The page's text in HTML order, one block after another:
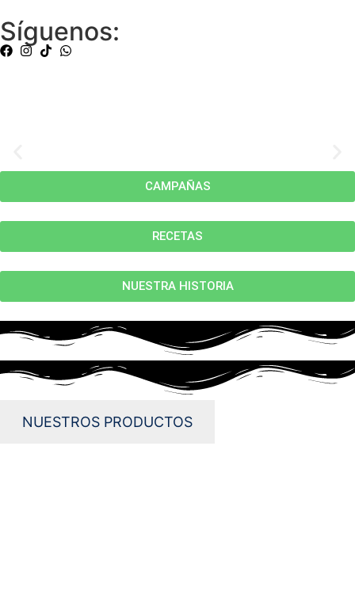
Síguenos:
CAMPAÑAS
RECETAS
NUESTRA HISTORIA
NUESTROS PRODUCTOS